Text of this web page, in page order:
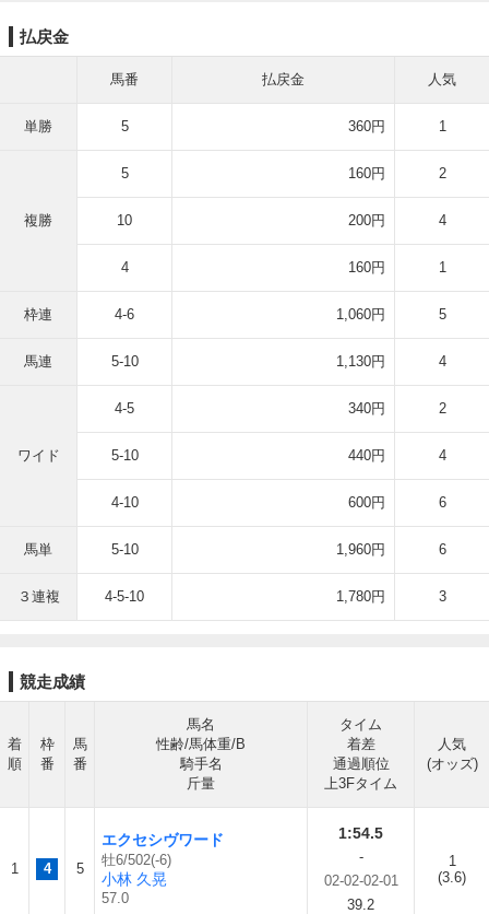
払戻金
馬番 払戻金 人気
単勝 5 360円 1
複勝
5 160円 2
10 200円 4
4 160円 1
枠連 4-6 1,060円 5
馬連 5-10 1,130円 4
ワイド
4-5 340円 2
5-10 440円 4
4-10 600円 6
馬単 5-10 1,960円 6
３連複 4-5-10 1,780円 3
競走成績
着
順
枠
番
馬
番
馬名
性齢/馬体重/B
騎手名
斤量
タイム
着差
通過順位
上3Fタイム
人気
(オッズ)
1 4 5
エクセシヴワード
牡6/502(-6)
小林 久晃
57.0
1:54.5
-
02-02-02-01
39.2
1
(3.6)